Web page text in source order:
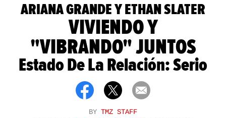
ARIANA GRANDE Y ETHAN SLATER
VIVIENDO Y
"VIBRANDO" JUNTOS
Estado De La Relación: Serio
BY TMZ STAFF